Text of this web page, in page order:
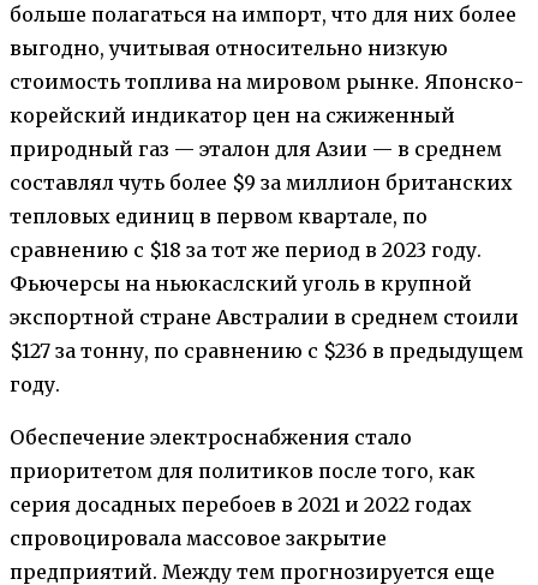
больше полагаться на импорт, что для них более
выгодно, учитывая относительно низкую
стоимость топлива на мировом рынке. Японско-
корейский индикатор цен на сжиженный
природный газ — эталон для Азии — в среднем
составлял чуть более $9 за миллион британских
тепловых единиц в первом квартале, по
сравнению с $18 за тот же период в 2023 году.
Фьючерсы на ньюкаслский уголь в крупной
экспортной стране Австралии в среднем стоили
$127 за тонну, по сравнению с $236 в предыдущем
году.
Обеспечение электроснабжения стало
приоритетом для политиков после того, как
серия досадных перебоев в 2021 и 2022 годах
спровоцировала массовое закрытие
предприятий. Между тем прогнозируется еще